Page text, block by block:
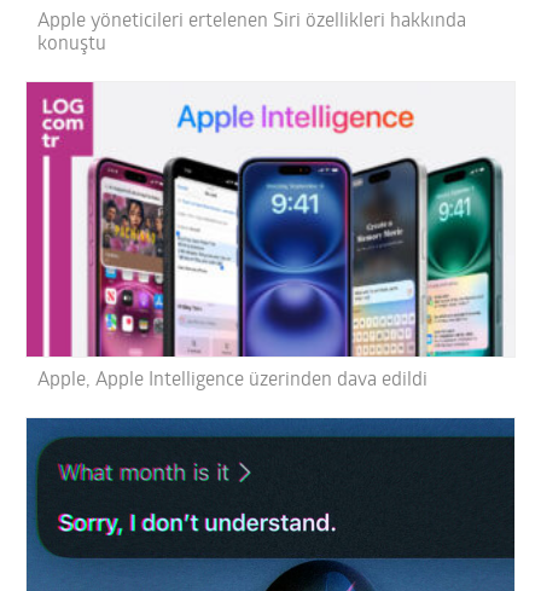
Apple yöneticileri ertelenen Siri özellikleri hakkında
konuştu
Apple, Apple Intelligence üzerinden dava edildi